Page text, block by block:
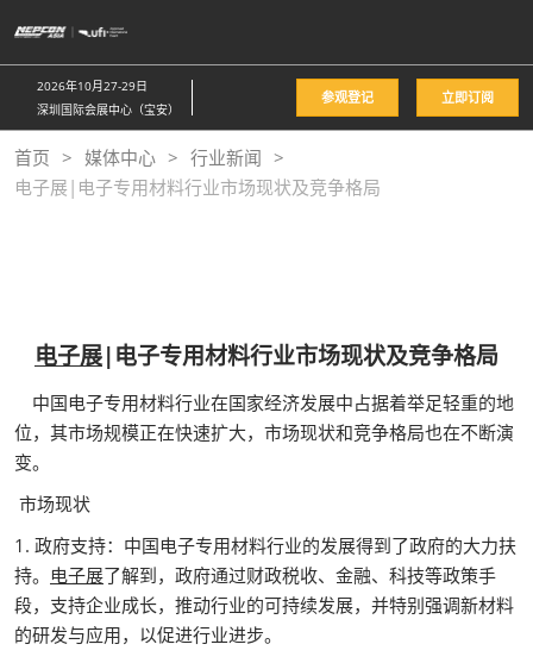
接
跳
至
内
容
2026年10月27-29日
深圳国际会展中心（宝安）
参观登记 立即订阅
首页 媒体中心
行业新闻
电子展|电子专用材料行业市场现状及竞争格局
电子展|电子专用材料行业市场现状及竞争格局
中国电子专用材料行业在国家经济发展中占据着举足轻重的地
位，其市场规模正在快速扩大，市场现状和竞争格局也在不断演
变。
市场现状
1. 政府支持：中国电子专用材料行业的发展得到了政府的大力扶
持。 电子展了解到，政府通过财政税收、金融、科技等政策手
段，支持企业成长，推动行业的可持续发展，并特别强调新材料
的研发与应用，以促进行业进步。